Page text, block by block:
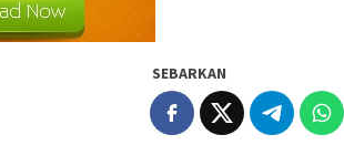
SEBARKAN